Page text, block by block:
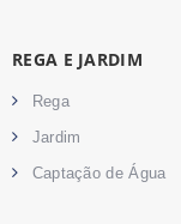
REGA E JARDIM
Rega
Jardim
Captação de Água